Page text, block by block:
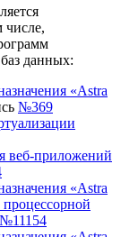
числе,
данных:
«Astra
№369
веб-приложений
«Astra
№11154